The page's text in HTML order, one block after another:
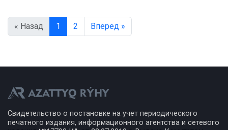
« Назад 1 2 Вперед »
Свидетельство о постановке на учет периодического
печатного издания, информационного агентства и сетевого